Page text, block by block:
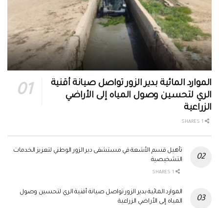
الموارد المائية بدير الزور تواصل صيانة أقنية
الري لتحسين وصول المياه إلى الأراضي
الزراعية
تأهيل قسم الأشعة في مستشفى دير الزور الوطني لتعزيز الخدمات
التشخيصية
الموارد المائية بدير الزور تواصل صيانة أقنية الري لتحسين وصول
المياه إلى الأراضي الزراعية